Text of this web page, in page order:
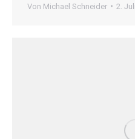
Von Michael Schneider 2.